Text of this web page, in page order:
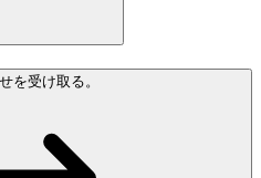
を受け取る。